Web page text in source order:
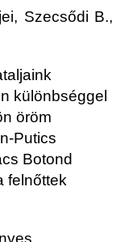
Szecsődi B.,
különbséggel
öröm
Putics
Botond
felnőttek